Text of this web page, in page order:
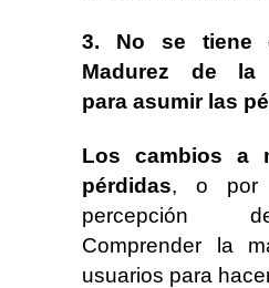
3. No se tiene
Madurez de la
para asumir las
Los cambios a
pérdidas, o por
percepción
Comprender la
usuarios para